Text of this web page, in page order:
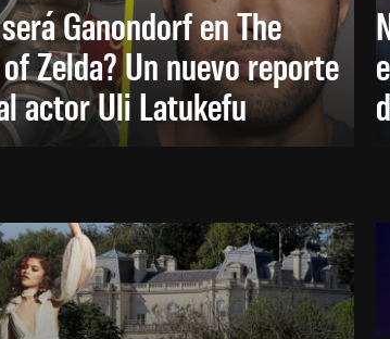
Ganondorf en The
Zelda? Un nuevo reporte
actor Uli Latukefu